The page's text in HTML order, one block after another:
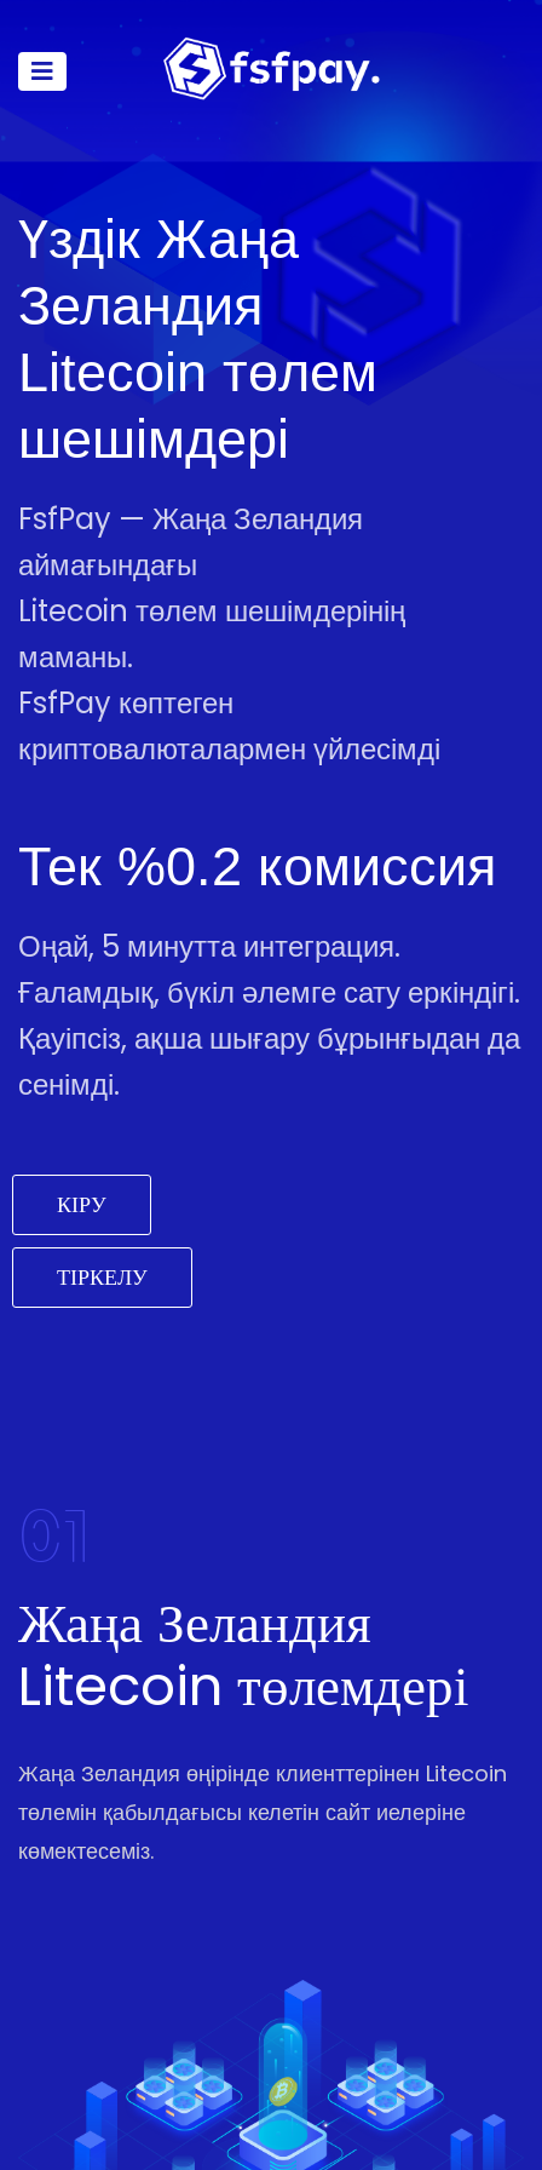
Үздік Жаңа
Зеландия
Litecoin төлем
шешімдері
FsfPay — Жаңа Зеландия
аймағындағы
Litecoin төлем шешімдерінің
маманы.
FsfPay көптеген
криптовалюталармен үйлесімді
Тек %0.2 комиссия
Оңай, 5 минутта интеграция.
Ғаламдық, бүкіл әлемге сату еркіндігі.
Қауіпсіз, ақша шығару бұрынғыдан да
сенімді.
КІРУ
ТІРКЕЛУ
01
Жаңа Зеландия
Litecoin төлемдері
Жаңа Зеландия өңірінде клиенттерінен Litecoin
төлемін қабылдағысы келетін сайт иелеріне
көмектесеміз.